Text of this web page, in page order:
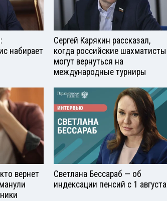
набирает
Сергей Карякин рассказал,
когда российские шахматисты
могут вернуться на
международные турниры
вернет
Светлана Бессараб — об
индексации пенсий с 1 августа